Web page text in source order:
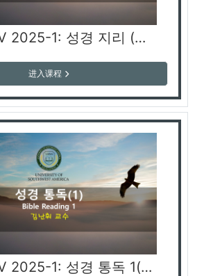
특별 MDIV 2025-1: 성경 지리 (김완수 교수)
进入课程
특별 MDIV 2025-1: 성경 통독 1(김난휘 교수)